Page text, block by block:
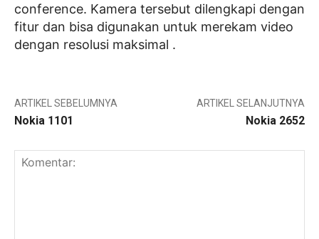
conference. Kamera tersebut dilengkapi dengan
fitur dan bisa digunakan untuk merekam video
dengan resolusi maksimal .
ARTIKEL SEBELUMNYA
Nokia 1101
ARTIKEL SELANJUTNYA
Nokia 2652